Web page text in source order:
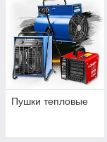
Пушки тепловые